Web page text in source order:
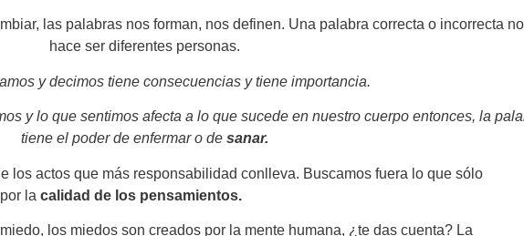
las palabras nos forman, nos definen. Una palabra correcta o incorrecta
hace ser diferentes personas.
y decimos tiene consecuencias y tiene importancia.
y lo que sentimos afecta a lo que sucede en nuestro cuerpo entonces, la
tiene el poder de enfermar o de sanar.
los actos que más responsabilidad conlleva. Buscamos fuera lo que sólo
la calidad de los pensamientos.
los miedos son creados por la mente humana, ¿te das cuenta? La